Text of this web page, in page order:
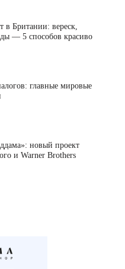
в Британии: вереск,
— 5 способов красиво
главные мировые
новый проект
и Warner Brothers